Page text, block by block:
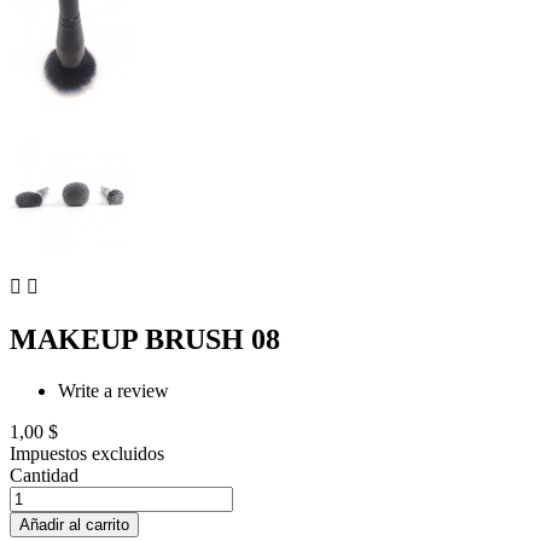
 
MAKEUP BRUSH 08
Write a review
1,00 $
Impuestos excluidos
Cantidad
Añadir al carrito